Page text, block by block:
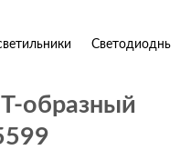
образный